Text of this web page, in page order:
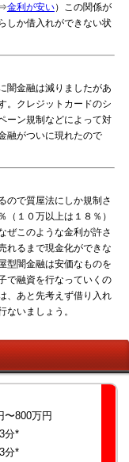
金利が安い）この関係が
しか借入れができない状
闇金融は減りましたがあ
。クレジットカードのシ
ーン規制などによって対
融がついに現れたので
ので質屋法にしか規制さ
１０万以上は１８％）
ぜこのような金利が許さ
れるまで現金化ができな
型闇金融は安価なものを
で融資を行なっていくの
、あと先考えず借り入れ
いましょう。
〜800万円
分*
分*